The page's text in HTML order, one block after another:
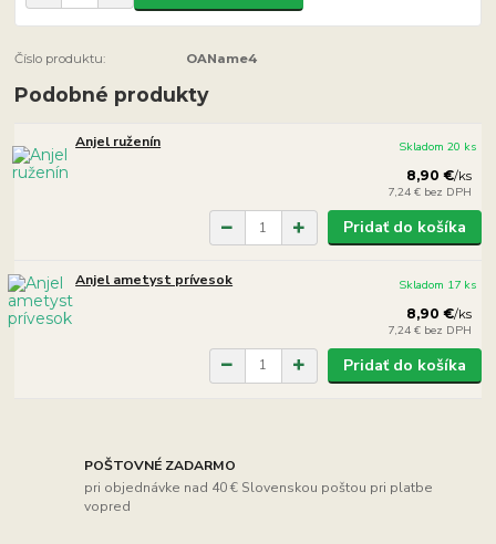
Číslo produktu: OAName4
Podobné produkty
Anjel ruženín
8,90 €/ks
7,24 € bez DPH
Skladom 20 ks
Pridať do košíka
Anjel ametyst prívesok
8,90 €/ks
7,24 € bez DPH
Skladom 17 ks
Pridať do košíka
POŠTOVNÉ ZADARMO
pri objednávke nad 40 € Slovenskou poštou pri platbe
vopred